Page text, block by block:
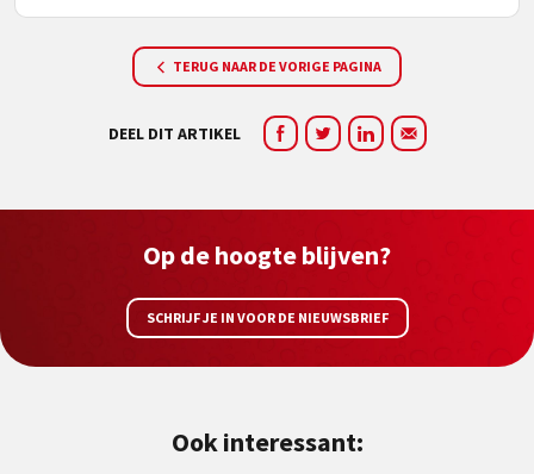
TERUG NAAR DE VORIGE PAGINA
DEEL DIT ARTIKEL
Op de hoogte blijven?
SCHRIJF JE IN VOOR DE NIEUWSBRIEF
Ook interessant: